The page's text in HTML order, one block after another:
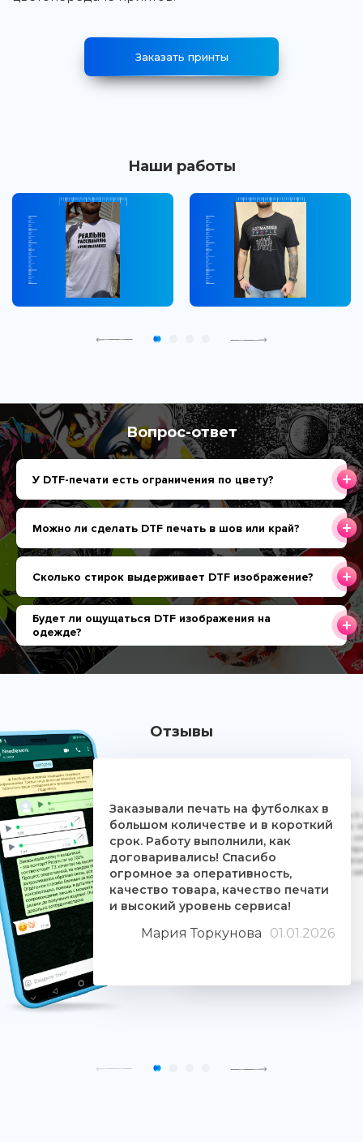
Заказать принты
Наши работы
Вопрос-ответ
У DTF-печати есть ограничения по цвету?
Можно ли сделать DTF печать в шов или край?
Сколько стирок выдерживает DTF изображение?
Будет ли ощущаться DTF изображения на
одежде?
Отзывы
Заказывали печать на футболках в
большом количестве и в короткий
срок. Работу выполнили, как
договаривались! Спасибо
огромное за оперативность,
качество товара, качество печати
и высокий уровень сервиса!
Мария Торкунова 01.01.2026
Дочке на 18-летие решили заказать
ребятам. Времени было всего сутки.
взялись за работу, сделали макеты,
Огромное им спасибо. Дочка была
знают свое дело и отдаются ему
людьми. Качество печати